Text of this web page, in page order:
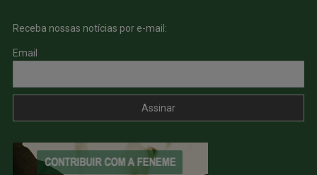
Receba nossas notícias por e-mail:
Email